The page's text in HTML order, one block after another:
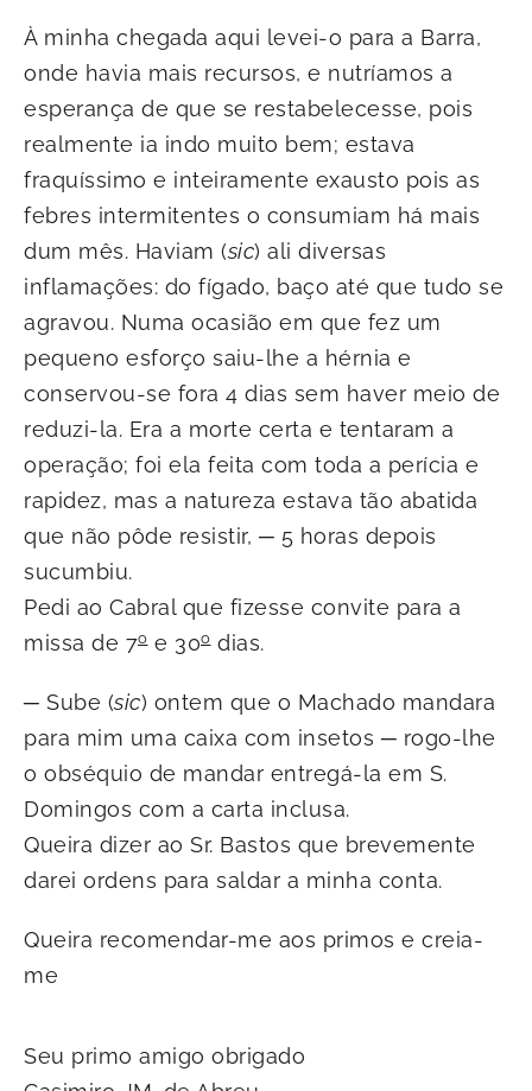
À minha chegada aqui levei-o para a Barra,
onde havia mais recursos, e nutríamos a
esperança de que se restabelecesse, pois
realmente ia indo muito bem; estava
fraquíssimo e inteiramente exausto pois as
febres intermitentes o consumiam há mais
dum mês. Haviam (sic) ali diversas
inflamações: do fígado, baço até que tudo se
agravou. Numa ocasião em que fez um
pequeno esforço saiu-lhe a hérnia e
conservou-se fora 4 dias sem haver meio de
reduzi-la. Era a morte certa e tentaram a
operação; foi ela feita com toda a perícia e
rapidez, mas a natureza estava tão abatida
que não pôde resistir, ─ 5 horas depois
sucumbiu.
Pedi ao Cabral que fizesse convite para a
missa de 7oe 30odias.
─ Sube (sic) ontem que o Machado mandara
para mim uma caixa com insetos ─ rogo-lhe
o obséquio de mandar entregá-la em S.
Domingos com a carta inclusa.
Queira dizer ao Sr. Bastos que brevemente
darei ordens para saldar a minha conta.
Queira recomendar-me aos primos e creia-
me
Seu primo amigo obrigado